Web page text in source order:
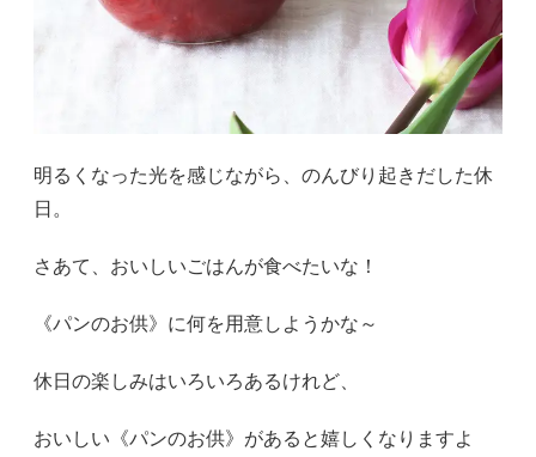
明るくなった光を感じながら、のんびり起きだした休
日。
さあて、おいしいごはんが食べたいな！
《パンのお供》に何を用意しようかな～
休日の楽しみはいろいろあるけれど、
おいしい《パンのお供》があると嬉しくなりますよ